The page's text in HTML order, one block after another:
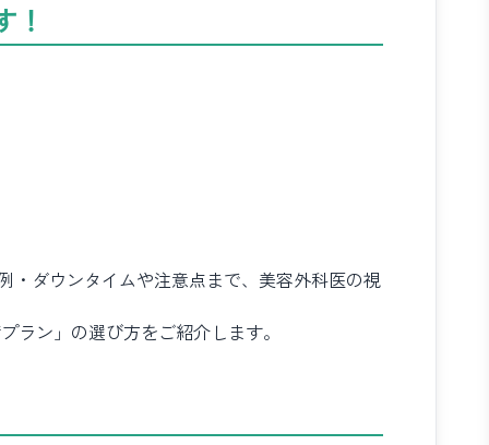
！
・ダウンタイムや注意点まで、美容外科医の視
ラン」の選び方をご紹介します。